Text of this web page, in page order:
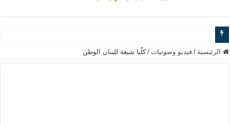
www.alamine.net
الرئيسية / فيديو وصوتيات / كلّنا شيعة للبنان الوطن